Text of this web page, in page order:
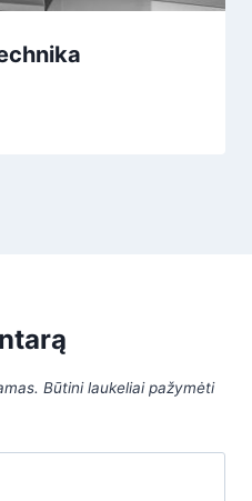
Būtini laukeliai pažymėti